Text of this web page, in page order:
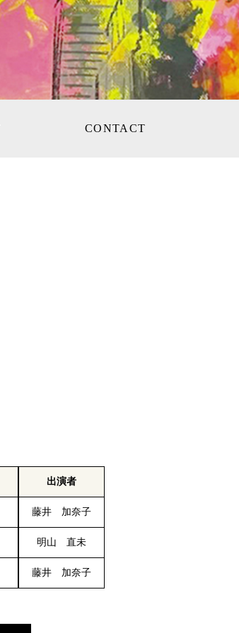
CONTACT
出演者
藤井 加奈子
明山 直未
藤井 加奈子